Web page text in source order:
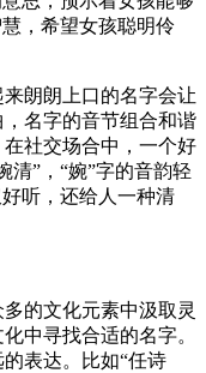
，希望女孩聪明伶
朗朗上口的名字会让
名字的音节组合和谐
社交场合中，一个好
清”，“婉”字的音韵轻
听，还给人一种清
的文化元素中汲取灵
中寻找合适的名字。
表达。比如“任诗